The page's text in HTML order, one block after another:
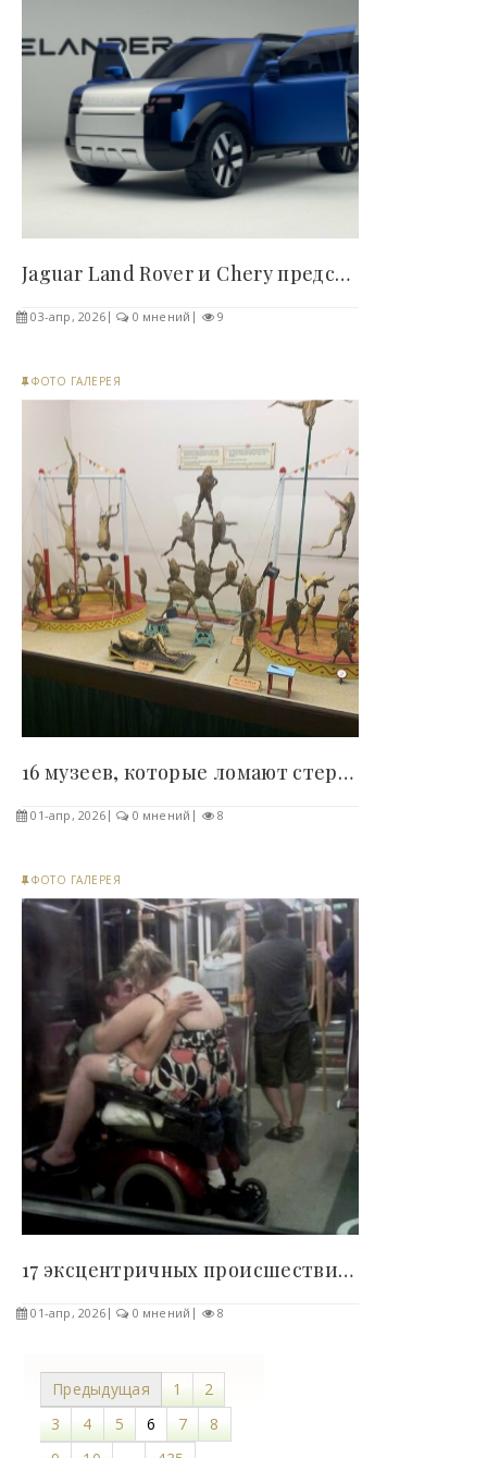
Jaguar Land Rover и Chery представили новый бренд..
03-апр, 2026 0 мнений 9
ФОТО ГАЛЕРЕЯ
16 музеев, которые ломают стереотипы и превращают..
01-апр, 2026 0 мнений 8
ФОТО ГАЛЕРЕЯ
17 эксцентричных происшествий в подземке,..
01-апр, 2026 0 мнений 8
Предыдущая 1
2
3
4 5 6 7
8